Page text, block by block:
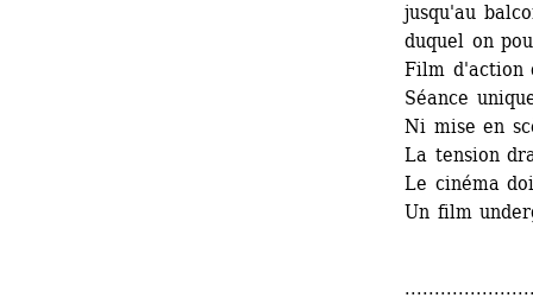
jusqu'au
duquel on
Film d'action
Séance
Ni mise en
La tension
Le cinéma
Un film